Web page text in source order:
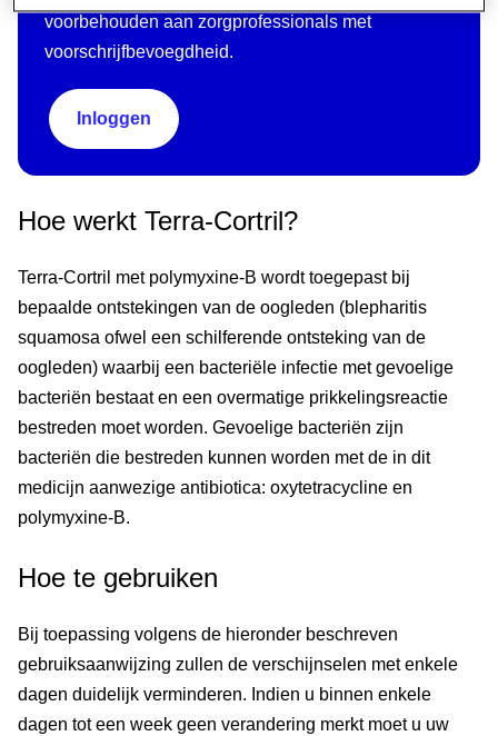
voorbehouden aan zorgprofessionals met
voorschrijfbevoegdheid.
Inloggen
Hoe werkt Terra-Cortril?
Terra-Cortril met polymyxine-B wordt toegepast bij
bepaalde ontstekingen van de oogleden (blepharitis
squamosa ofwel een schilferende ontsteking van de
oogleden) waarbij een bacteriële infectie met gevoelige
bacteriën bestaat en een overmatige prikkelingsreactie
bestreden moet worden. Gevoelige bacteriën zijn
bacteriën die bestreden kunnen worden met de in dit
medicijn aanwezige antibiotica: oxytetracycline en
polymyxine-B.
Hoe te gebruiken
Bij toepassing volgens de hieronder beschreven
gebruiksaanwijzing zullen de verschijnselen met enkele
dagen duidelijk verminderen. Indien u binnen enkele
dagen tot een week geen verandering merkt moet u uw